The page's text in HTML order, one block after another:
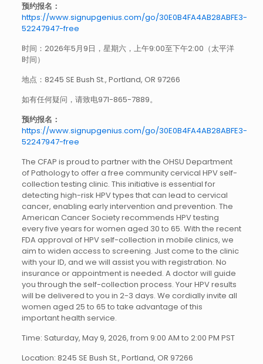
预约报名：
https://www.signupgenius.com/go/30E0B4FA4AB28ABFE3-
52247947-free
时间：2026年5月9日，星期六，上午9:00至下午2:00（太平洋
时间）
地点：8245 SE Bush St., Portland, OR 97266
如有任何疑问，请致电971-865-7889。
预约报名：
https://www.signupgenius.com/go/30E0B4FA4AB28ABFE3-
52247947-free
The CFAP is proud to partner with the OHSU Department
of Pathology to offer a free community cervical HPV self-
collection testing clinic. This initiative is essential for
detecting high-risk HPV types that can lead to cervical
cancer, enabling early intervention and prevention. The
American Cancer Society recommends HPV testing
every five years for women aged 30 to 65. With the recent
FDA approval of HPV self-collection in mobile clinics, we
aim to widen access to screening. Just come to the clinic
with your ID, and we will assist you with registration. No
insurance or appointment is needed. A doctor will guide
you through the self-collection process. Your HPV results
will be delivered to you in 2-3 days. We cordially invite all
women aged 25 to 65 to take advantage of this
important health service.
Time: Saturday, May 9, 2026, from 9:00 AM to 2:00 PM PST
Location: 8245 SE Bush St., Portland, OR 97266